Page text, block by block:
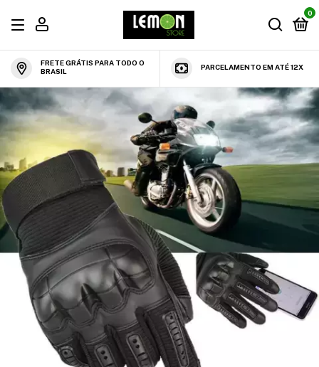
0
FRETE GRÁTIS PARA TODO O
BRASIL
PARCELAMENTO EM ATÉ 12X